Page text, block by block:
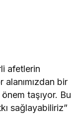
afetlerin
bir
taşıyor. Bu
sağlayabiliriz”